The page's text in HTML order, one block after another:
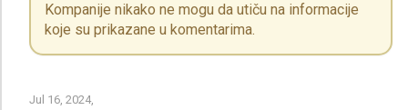
Kompanije nikako ne mogu da utiču na informacije
koje su prikazane u komentarima.
Jul 16, 2024,